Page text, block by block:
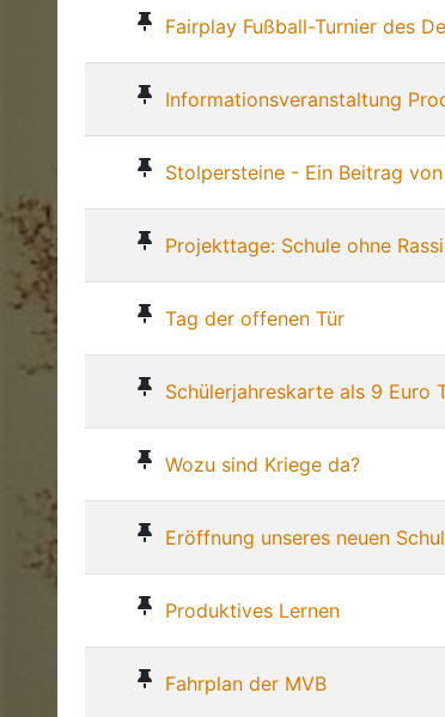
Fairplay Fußball-Turnier des
Informationsveranstaltung
Stolpersteine - Ein Beitrag
Projekttage: Schule ohne
Tag der offenen Tür
Schülerjahreskarte als 9 Euro
Wozu sind Kriege da?
Eröffnung unseres neuen
Produktives Lernen
Fahrplan der MVB